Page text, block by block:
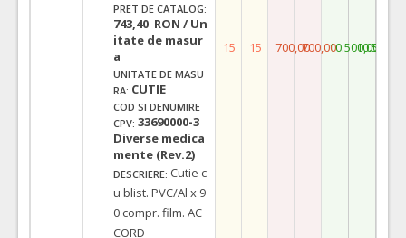
PRET DE CATALOG:
743,40 RON / Un
itate de masur
a
UNITATE DE MASU
RA: CUTIE
COD SI DENUMIRE
CPV: 33690000-3
Diverse medica
mente (Rev.2)
DESCRIERE: Cutie c
u blist. PVC/Al x 9
0 compr. film. AC
CORD
15 15 700,00700,0010.500,00